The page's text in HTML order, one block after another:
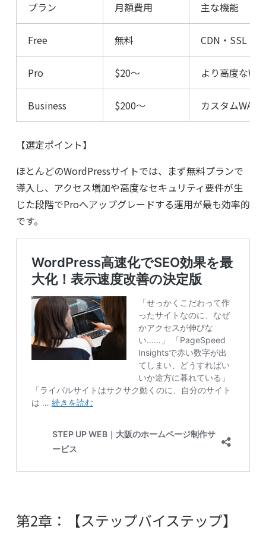
プラン 月額費用 主な機能
Free 無料 CDN・SSL・
Pro $20〜 より高度な
Business $200〜 カスタムWAF
【選定ポイント】
ほとんどのWordPressサイトでは、まず無料プランで
導入し、アクセス増加や高度なセキュリティ要件が生
じた段階でProへアップグレードする運用が最も効率的
です。
第2章：【ステップバイステップ】